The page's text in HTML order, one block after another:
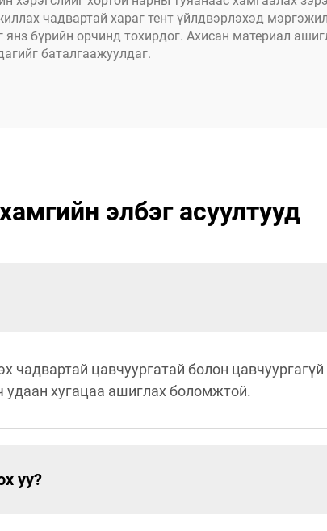
чадвартай хараг тент үйлдвэрлэхэд
бүрийн орчинд тохирдог. Ахисан материал
баталгаажуулдаг.
элбэг асуултууд
чадвартай цавчуургатай болон
удаан хугацаа ашиглах боломжтой.
уу?